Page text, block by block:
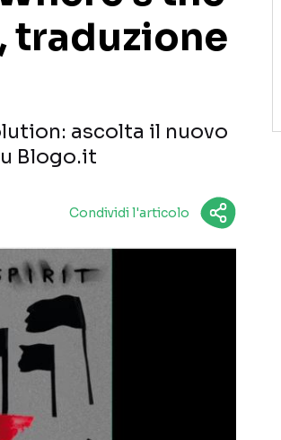
traduzione
ascolta il nuovo
Blogo.it
Condividi l'articolo